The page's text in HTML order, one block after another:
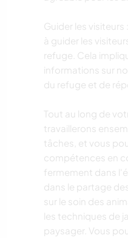
Guider les visiteurs
à guider les
refuge. Cela
informations sur
du refuge et de
Tout au long de
travaillerons
tâches, et vous
compétences en
fermement dans
dans le partage
sur le soin des
les techniques de
paysager. Vous